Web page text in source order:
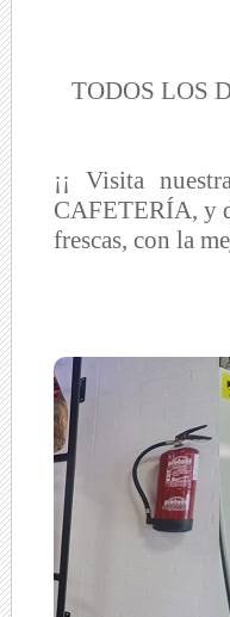
TODOS LOS
¡¡ Visita
CAFETERÍA, y
frescas, con la